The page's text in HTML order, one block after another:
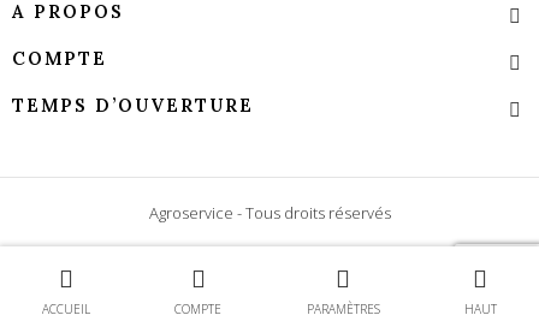
ACCUEIL COMPTE PARAMÈTRES HAUT
A PROPOS
COMPTE
TEMPS D’OUVERTURE
Contact
Agroservice - Tous droits réservés